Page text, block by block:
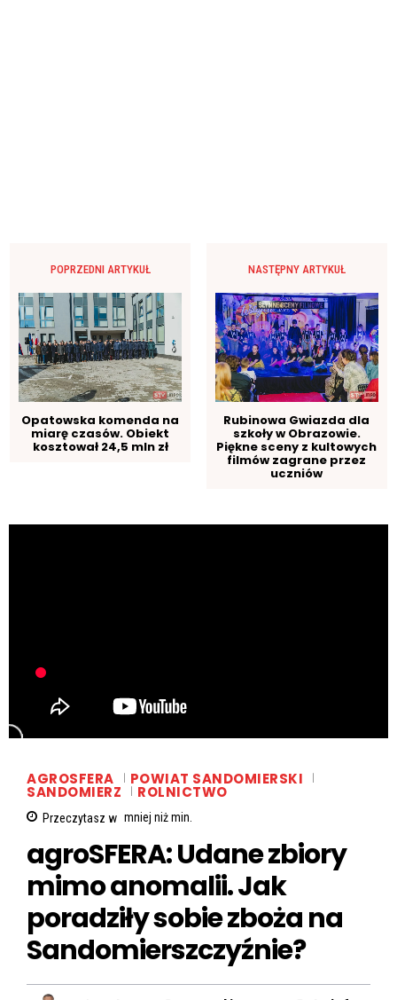
POPRZEDNI ARTYKUŁ
Opatowska komenda na
miarę czasów. Obiekt
kosztował 24,5 mln zł
NASTĘPNY ARTYKUŁ
Rubinowa Gwiazda dla
szkoły w Obrazowie.
Piękne sceny z kultowych
filmów zagrane przez
uczniów